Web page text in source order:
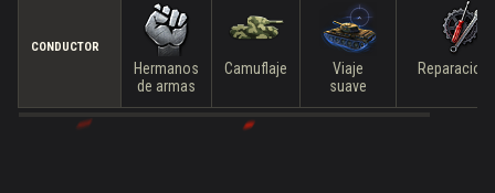
CONDUCTOR
Hermanos
de armas
Camuflaje
Viaje
suave